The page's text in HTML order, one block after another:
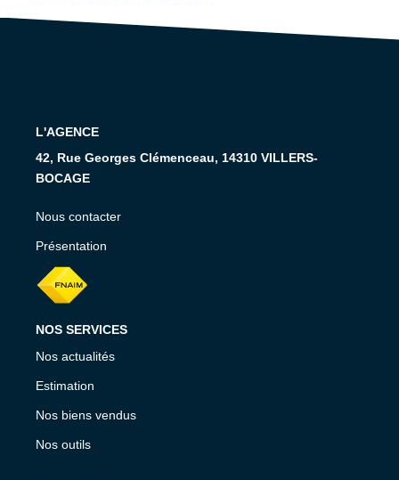
RECRUTEMENT
L'AGENCE
42, Rue Georges Clémenceau, 14310 VILLERS-
BOCAGE
Nous contacter
Présentation
NOS SERVICES
Nos actualités
Estimation
Nos biens vendus
Nos outils